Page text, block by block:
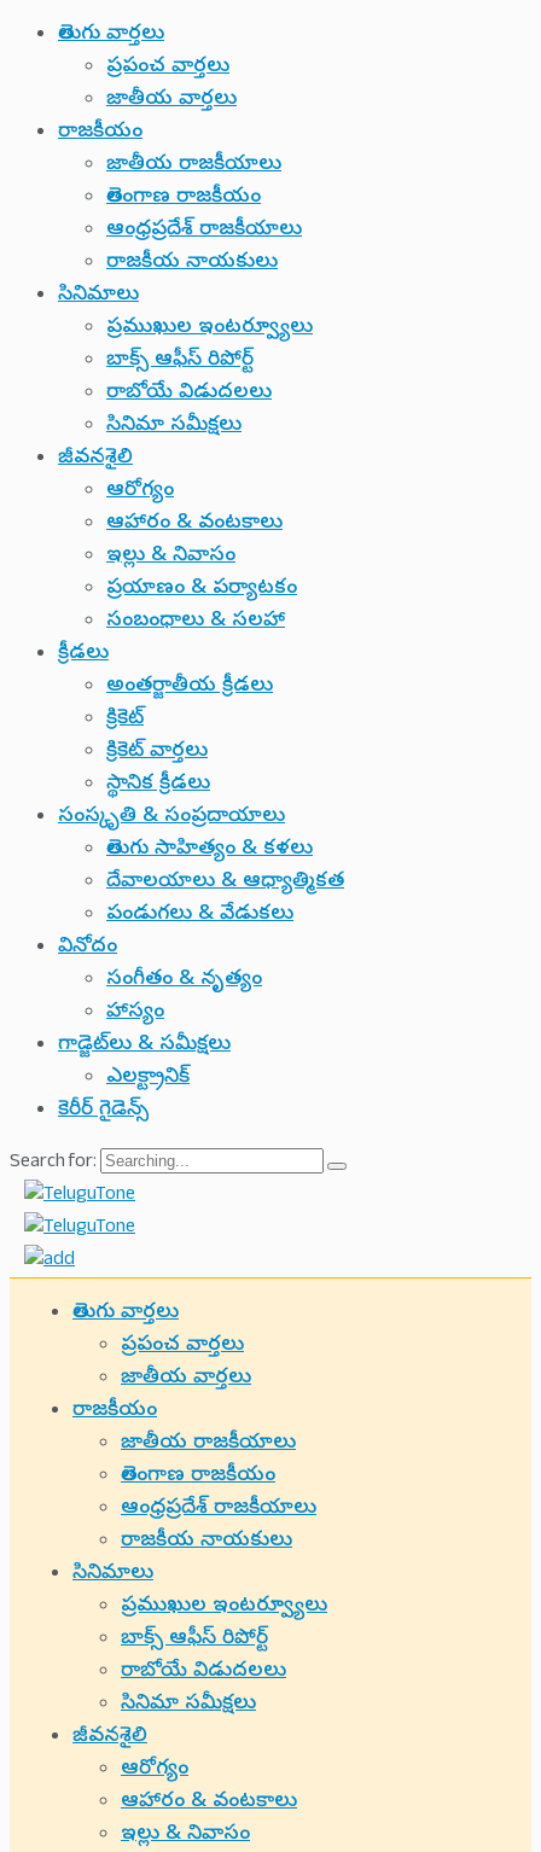
తెలుగు వార్తలు
ప్రపంచ వార్తలు
జాతీయ వార్తలు
రాజకీయం
జాతీయ రాజకీయాలు
తెలంగాణ రాజకీయం
ఆంధ్రప్రదేశ్ రాజకీయాలు
రాజకీయ నాయకులు
సినిమాలు
ప్రముఖుల ఇంటర్వ్యూలు
బాక్స్ ఆఫీస్ రిపోర్ట్
రాబోయే విడుదలలు
సినిమా సమీక్షలు
జీవనశైలి
ఆరోగ్యం
ఆహారం & వంటకాలు
ఇల్లు & నివాసం
ప్రయాణం & పర్యాటకం
సంబంధాలు & సలహా
క్రీడలు
అంతర్జాతీయ క్రీడలు
క్రికెట్
క్రికెట్ వార్తలు
స్థానిక క్రీడలు
సంస్కృతి & సంప్రదాయాలు
తెలుగు సాహిత్యం & కళలు
దేవాలయాలు & ఆధ్యాత్మికత
పండుగలు & వేడుకలు
వినోదం
సంగీతం & నృత్యం
హాస్యం
గాడ్జెట్‌లు & సమీక్షలు
ఎలక్ట్రానిక్
కెరీర్ గైడెన్స్
Search for:
తెలుగు వార్తలు
ప్రపంచ వార్తలు
జాతీయ వార్తలు
రాజకీయం
జాతీయ రాజకీయాలు
తెలంగాణ రాజకీయం
ఆంధ్రప్రదేశ్ రాజకీయాలు
రాజకీయ నాయకులు
సినిమాలు
ప్రముఖుల ఇంటర్వ్యూలు
బాక్స్ ఆఫీస్ రిపోర్ట్
రాబోయే విడుదలలు
సినిమా సమీక్షలు
జీవనశైలి
ఆరోగ్యం
ఆహారం & వంటకాలు
ఇల్లు & నివాసం